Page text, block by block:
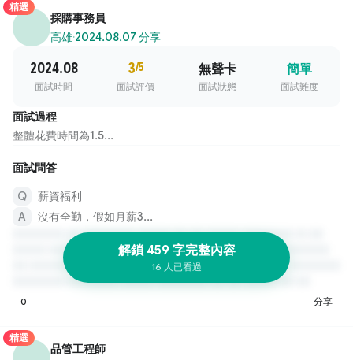
精選
採購事務員
高雄·2024.08.07 分享
2024.08
面試時間
3/5
面試評價
無聲卡
面試狀態
簡單
面試難度
面試過程
整體花費時間為1.5...
面試問答
薪資福利
沒有全勤，假如月薪3...
解鎖 459 字完整內容
16 人已看過
0 分享
精選
品管工程師